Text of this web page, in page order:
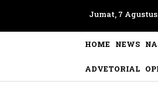
Jumat, 7 Agustus
HOME NEWS
ADVETORIAL